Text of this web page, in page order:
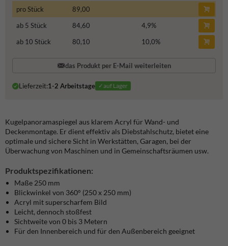
pro Stück
89,00
ab 5 Stück
84,60 4,9%
ab 10 Stück
80,10 10,0%
das Produkt per E-Mail weiterleiten
Lieferzeit:1-2 Arbeitstage ✓auf Lager
Kugelpanoramaspiegel aus klarem Acryl für Wand- und
Deckenmontage. Er dient effektiv als Diebstahlschutz, bietet eine
optimale und sichere Sicht in Werkstätten, Garagen, bei der
Überwachung von Maschinen und in Gemeinschaftsräumen usw.
Produktspezifikationen:
Maße 250 mm
Blickwinkel von 360° (250 x 250 mm)
Acryl mit superscharfem Bild
Leicht, dennoch stoßfest
Sichtweite von 0 bis 3 Metern
Für den Innenbereich und für den Außenbereich geeignet